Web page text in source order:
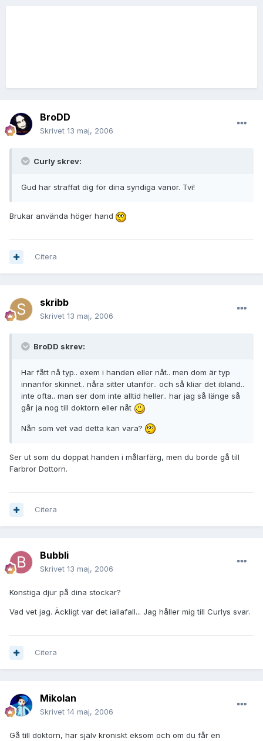
BroDD
Skrivet 13 maj, 2006
Curly skrev:
Gud har straffat dig för dina syndiga vanor. Tvi!
Brukar använda höger hand
Citera
skribb
Skrivet 13 maj, 2006
BroDD skrev:
Har fått nå typ.. exem i handen eller nåt.. men dom är typ
innanför skinnet.. nåra sitter utanför.. och så kliar det ibland..
inte ofta.. man ser dom inte alltid heller.. har jag så länge så
går ja nog till doktorn eller nåt
Nån som vet vad detta kan vara?
Ser ut som du doppat handen i målarfärg, men du borde gå till
Farbror Dottorn.
Citera
Bubbli
Skrivet 13 maj, 2006
Konstiga djur på dina stockar?
Vad vet jag. Äckligt var det iallafall... Jag håller mig till Curlys svar.
Citera
Mikolan
Skrivet 14 maj, 2006
Gå till doktorn, har själv kroniskt eksom och om du får en